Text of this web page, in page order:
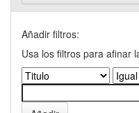
Añadir filtros:
Usa los filtros para afinar